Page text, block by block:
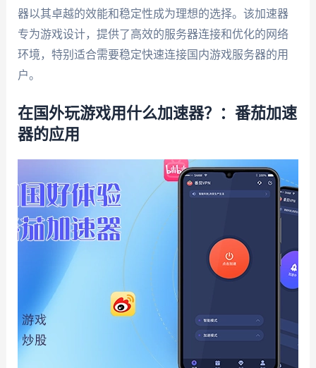
器以其卓越的效能和稳定性成为理想的选择。该加速器
专为游戏设计，提供了高效的服务器连接和优化的网络
环境，特别适合需要稳定快速连接国内游戏服务器的用
户。
在国外玩游戏用什么加速器？：番茄加速
器的应用